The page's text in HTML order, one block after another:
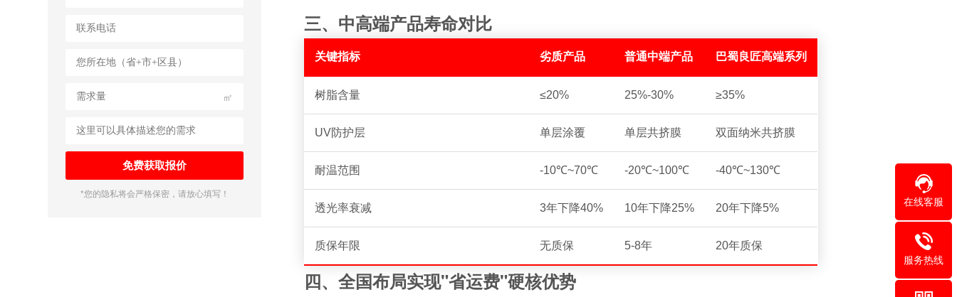
㎡
*您的隐私将会严格保密，请放心填写！
三、中高端产品寿命对比
关键指标 劣质产品 普通中端产品 巴蜀良匠高端系列
树脂含量 ≤20% 25%-30% ≥35%
UV防护层 单层涂覆 单层共挤膜 双面纳米共挤膜
耐温范围 -10℃~70℃ -20℃~100℃ -40℃~130℃
透光率衰减 3年下降40% 10年下降25% 20年下降5%
质保年限 无质保 5-8年 20年质保
四、全国布局实现"省运费"硬核优势
在线客服
服务热线